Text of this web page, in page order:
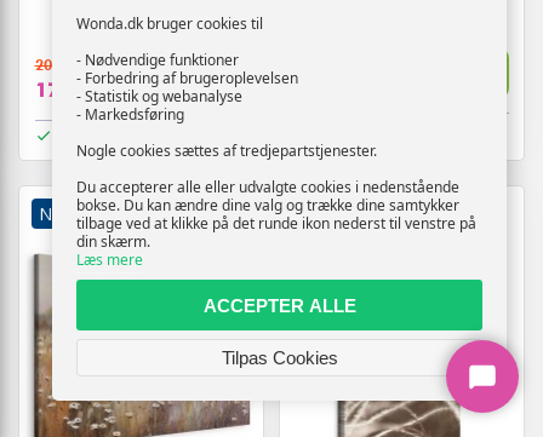
209,-
179,- Vis 179,-
NY TILBUD NY TILBUD
Wonda.dk bruger cookies til
- Nødvendige funktioner
- Forbedring af brugeroplevelsen
- Statistik og webanalyse
- Markedsføring
Nogle cookies sættes af tredjepartstjenester.
Du accepterer alle eller udvalgte cookies i nedenstående
bokse. Du kan ændre dine valg og trække dine samtykker
tilbage ved at klikke på det runde ikon nederst til venstre på
din skærm.
Læs mere
ACCEPTER ALLE
Tilpas Cookies